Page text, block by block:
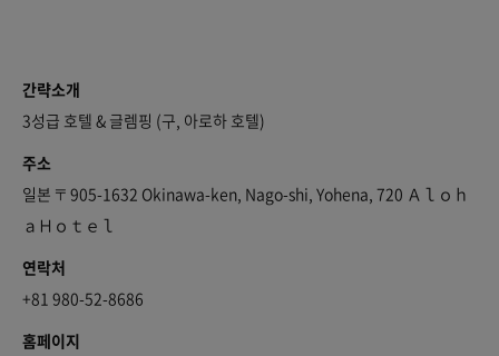
간략소개
3성급 호텔 & 글렘핑 (구, 아로하 호텔)
주소
일본 〒905-1632 Okinawa-ken, Nago-shi, Yohena, 720 Ａｌｏｈ
ａＨｏｔｅｌ
연락처
+81 980-52-8686
홈페이지